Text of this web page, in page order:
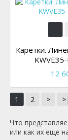
Каретки.
12
1 2 > >|
Что
или как их еще